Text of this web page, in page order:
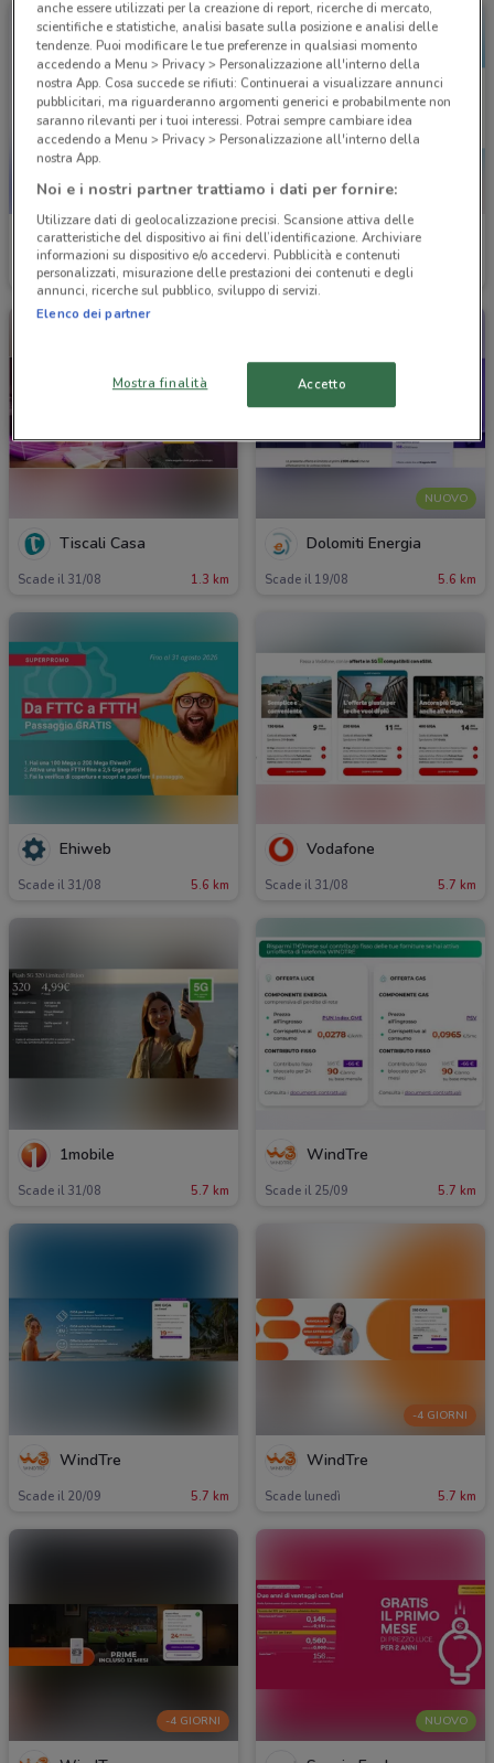
TIM
Scade il 31/12 623 m
Eolo
Scade il 31/08
Tiscali Casa
Scade il 31/08 1.3 km
NUOVO
Dolomiti Energia
Scade il 19/08 5.6 km
Ehiweb
Scade il 31/08 5.6 km
Vodafone
Scade il 31/08 5.7 km
1mobile
Scade il 31/08 5.7 km
WindTre
Scade il 25/09 5.7 km
WindTre
Scade il 20/09 5.7 km
-4 GIORNI
WindTre
Scade lunedì 5.7 km
-4 GIORNI NUOVO
anche essere utilizzati per la creazione di report, ricerche di mercato,
scientifiche e statistiche, analisi basate sulla posizione e analisi delle
tendenze. Puoi modificare le tue preferenze in qualsiasi momento
accedendo a Menu > Privacy > Personalizzazione all'interno della
nostra App. Cosa succede se rifiuti: Continuerai a visualizzare annunci
pubblicitari, ma riguarderanno argomenti generici e probabilmente non
saranno rilevanti per i tuoi interessi. Potrai sempre cambiare idea
accedendo a Menu > Privacy > Personalizzazione all'interno della
nostra App.
Noi e i nostri partner trattiamo i dati per fornire:
Utilizzare dati di geolocalizzazione precisi. Scansione attiva delle
caratteristiche del dispositivo ai fini dell’identificazione. Archiviare
informazioni su dispositivo e/o accedervi. Pubblicità e contenuti
personalizzati, misurazione delle prestazioni dei contenuti e degli
annunci, ricerche sul pubblico, sviluppo di servizi.
Elenco dei partner
Mostra finalità Accetto